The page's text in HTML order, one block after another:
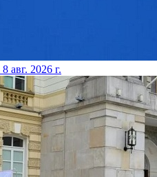
8 авг. 2026 г.